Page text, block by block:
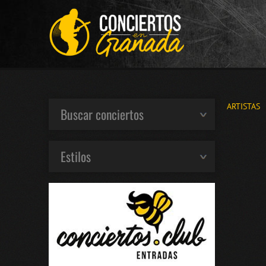
ARTISTAS
Buscar conciertos
Estilos